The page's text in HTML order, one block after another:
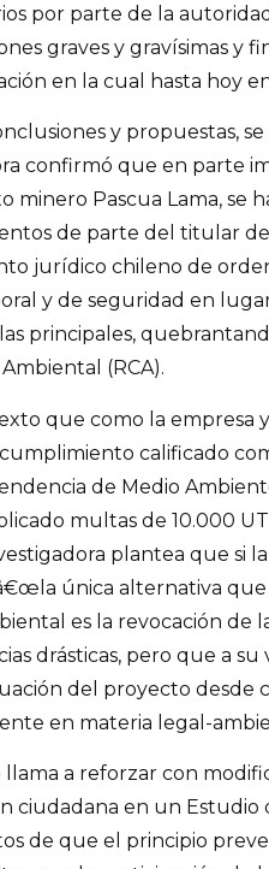
por parte de la
graves y gravísimas y
en la cual hasta hoy
y propuestas,
confirmó que en parte
minero Pascua Lama, se
de parte del titular
jurídico chileno de
y de seguridad en
principales,
(RCA).
que como la empresa
calificado
de Medio
multas de 10.000
plantea que si
única alternativa
es la revocación de
drásticas, pero que a
del proyecto desde
en materia legal-
llama a reforzar con
ciudadana en un Estudio
de que el principio